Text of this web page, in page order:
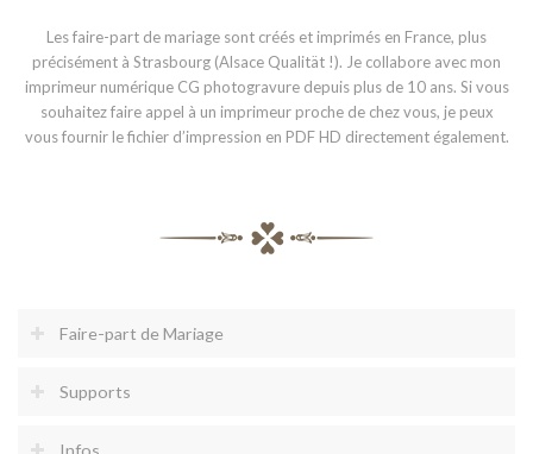
Les faire-part de mariage sont créés et imprimés en France, plus
précisément à Strasbourg (Alsace Qualität !). Je collabore avec mon
imprimeur numérique CG photogravure depuis plus de 10 ans. Si vous
souhaitez faire appel à un imprimeur proche de chez vous, je peux
vous fournir le fichier d’impression en PDF HD directement également.
Faire-part de Mariage
Supports